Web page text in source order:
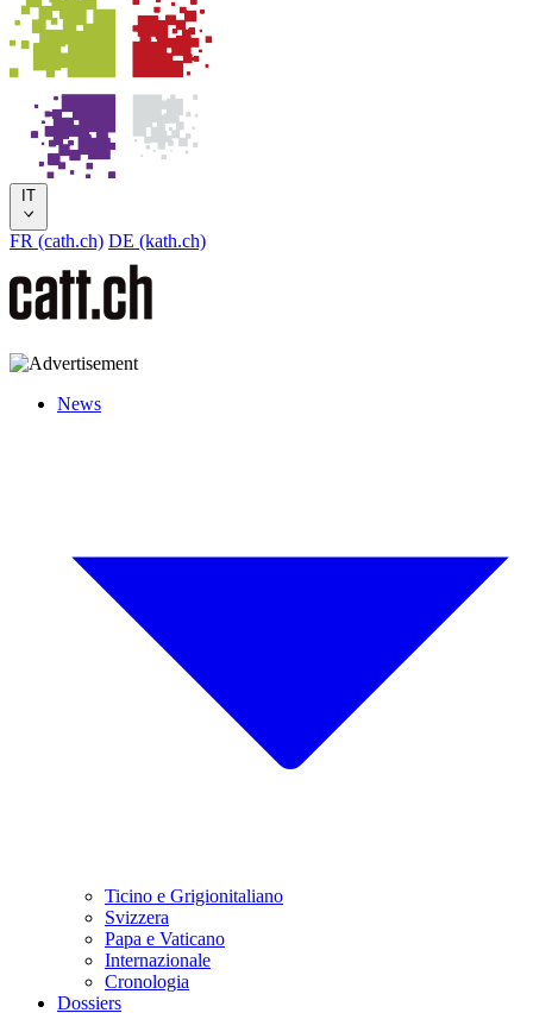
IT
FR (cath.ch) DE (kath.ch)
News
Ticino e Grigionitaliano
Svizzera
Papa e Vaticano
Internazionale
Cronologia
Dossiers